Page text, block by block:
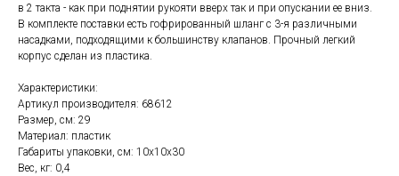
в 2 такта - как при поднятии рукояти вверх так и при опускании ее вниз.
В комплекте поставки есть гофрированный шланг с 3-я различными
насадками, подходящими к большинству клапанов. Прочный легкий
корпус сделан из пластика.
Характеристики:
Артикул производителя: 68612
Размер, см: 29
Материал: пластик
Габариты упаковки, см: 10х10х30
Вес, кг: 0,4